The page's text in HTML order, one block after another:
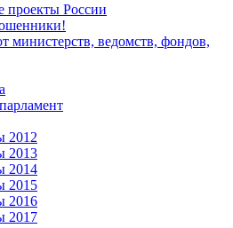
проекты России
министерств, ведомств, фондов,
2012
2013
2014
2015
2016
2017